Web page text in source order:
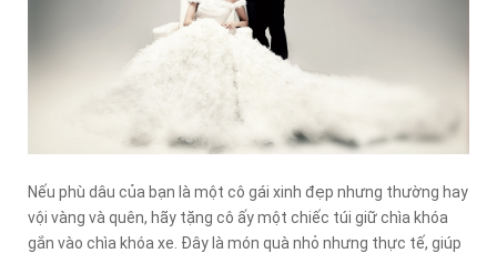
Nếu phù dâu của bạn là một cô gái xinh đẹp nhưng thường hay
vội vàng và quên, hãy tặng cô ấy một chiếc túi giữ chìa khóa
gắn vào chìa khóa xe. Đây là món quà nhỏ nhưng thực tế, giúp